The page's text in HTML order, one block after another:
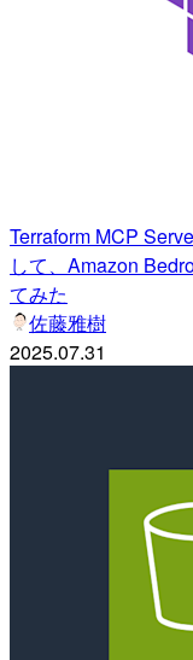
Terraform MCP
して、Amazon
てみた
佐藤雅樹
2025.07.31